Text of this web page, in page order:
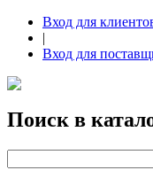
Вход для
|
Вход для
Поиск в